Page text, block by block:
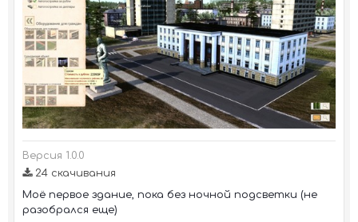
Версия 1.0.0
24 скачивания
Моё первое здание, пока без ночной подсветки (не
разобрался еще)